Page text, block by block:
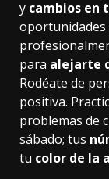
y cambios en
para alejarte
Rodéate de
positiva.
problemas de
sábado; tus
tu color de la